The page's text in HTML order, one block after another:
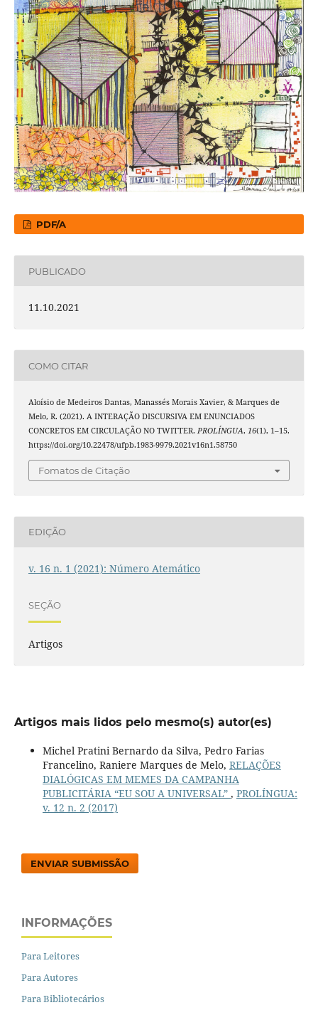
PDF/A
PUBLICADO
11.10.2021
COMO CITAR
Aloísio de Medeiros Dantas, Manassés Morais Xavier, & Marques de
Melo, R. (2021). A INTERAÇÃO DISCURSIVA EM ENUNCIADOS
CONCRETOS EM CIRCULAÇÃO NO TWITTER. PROLÍNGUA, 16(1), 1–15.
https://doi.org/10.22478/ufpb.1983-9979.2021v16n1.58750
Fomatos de Citação
EDIÇÃO
v. 16 n. 1 (2021): Número Atemático
SEÇÃO
Artigos
Artigos mais lidos pelo mesmo(s) autor(es)
Michel Pratini Bernardo da Silva, Pedro Farias
Francelino, Raniere Marques de Melo, RELAÇÕES
DIALÓGICAS EM MEMES DA CAMPANHA
PUBLICITÁRIA “EU SOU A UNIVERSAL” , PROLÍNGUA:
v. 12 n. 2 (2017)
ENVIAR SUBMISSÃO
INFORMAÇÕES
Para Leitores
Para Autores
Para Bibliotecários